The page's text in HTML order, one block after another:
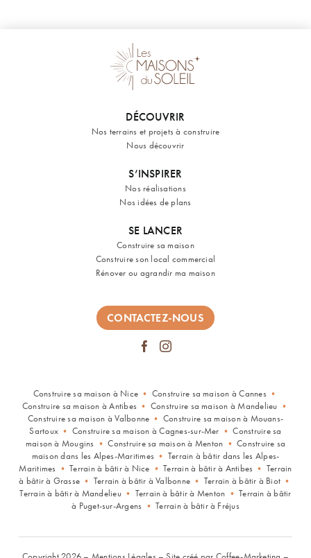
DÉCOUVRIR
Nos terrains et projets à construire
Nous découvrir
S’INSPIRER
Nos réalisations
Nos idées de plans
SE LANCER
Construire sa maison
Construire son local commercial
Rénover ou agrandir ma maison
CONTACTEZ-NOUS
Construire sa maison à Nice • Construire sa maison à Cannes•
Construire sa maison à Antibes • Construire sa maison à Mandelieu •
Construire sa maison à Valbonne • Construire sa maison à Mouans-
Sartoux • Construire sa maison à Cagnes-sur-Mer •Construire sa
maison à Mougins •Construire sa maison à Menton •Construire sa
maison dans les Alpes-Maritimes • Terrain à bâtir dans les Alpes-
Maritimes •Terrain à bâtir à Nice •Terrain à bâtir à Antibes • Terrain
à bâtir à Grasse • Terrain à bâtir à Valbonne • Terrain à bâtir à Biot •
Terrain à bâtir à Mandelieu• Terrain à bâtir à Menton •Terrain à bâtir
à Puget-sur-Argens •Terrain à bâtir à Fréjus